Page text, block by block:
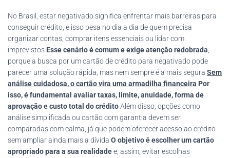
No Brasil, estar negativado significa enfrentar mais barreiras para
conseguir crédito, e isso pesa no dia a dia de quem precisa
organizar contas, comprar itens essenciais ou lidar com
imprevistos Esse cenário é comum e exige atenção redobrada
porque a busca por um cartão de crédito para negativado pode
parecer uma solução rápida, mas nem sempre é a mais segura Sem
análise cuidadosa, o cartão vira uma armadilha financeira Por
isso, é fundamental avaliar taxas, limite, anuidade, forma de
aprovação e custo total do créditoAlém disso, opções como
análise simplificada ou cartão com garantia devem ser
comparadas com calma, já que podem oferecer acesso ao crédito
sem ampliar ainda mais a dívida O objetivo é escolher um cartão
apropriado para a sua realidadee, assim, evitar escolhas